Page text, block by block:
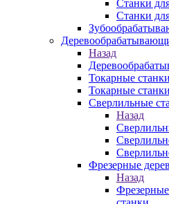
Станки
Станки
Назад
Токарные
Токарные
Сверлильные
Назад
Фрезерные
Назад